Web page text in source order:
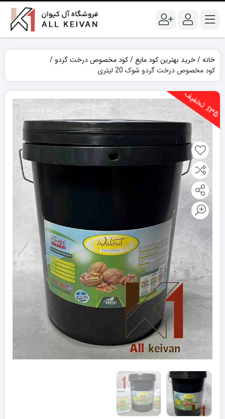
خانه خرید بهترین کود مایع
کود مخصوص درخت گردو
کود مخصوص درخت گردو شوک 20 لیتری
٪3
5
ت
خ
ف
یف